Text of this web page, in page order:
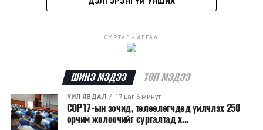
Ус, газрын нэгдсэн менежментийн санаачилга
дэд бүтцийн санаачилга
Эдгээр санаачилгын хүрээнд нийт
хэрэгжүүлэхээр төлөвлөж,
6.5 тэрбум ам.долларын
санхүүжилт
татахаар зорьж байна. Нэг төслийн
дундаж санхүүжилтийн хэмжээ700 мянган
ам.доллар байхаар тооцжээ.
СУРТАЛЧИЛГАА
ШИНЭ МЭДЭЭ ТОП МЭДЭЭ
ҮЙЛ ЯВДАЛ 17 цаг 6 минут
COP17-ын зочид, төлөөлөгчдөд үйлчлэх 250
орчим жолоочийг сургалтад х...